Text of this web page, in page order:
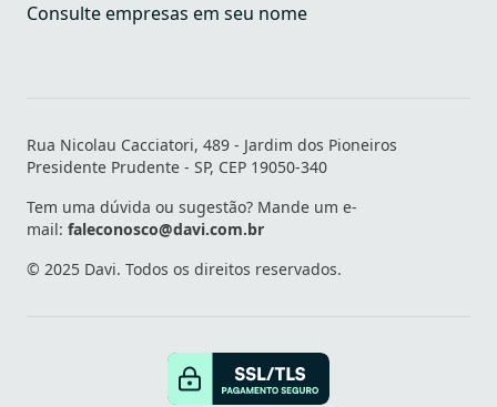
Consulte empresas em seu nome
Rua Nicolau Cacciatori, 489 - Jardim dos Pioneiros
Presidente Prudente - SP, CEP 19050-340
Tem uma dúvida ou sugestão? Mande um e-
mail: faleconosco@davi.com.br
© 2025 Davi. Todos os direitos reservados.